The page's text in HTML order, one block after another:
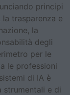
principi
trasparenza e
la
degli
per le
le professioni
di IA è
strumentali e di